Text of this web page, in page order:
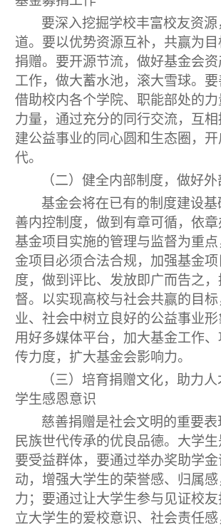
要深入挖掘学校丰富校友资
道。要以优势资源互补，共赢为
捐赠。要开源节流，做好基金会
工作，做大蓄水池，滚大雪球。要
借助校内各个学院、职能部处的
力量，通过充分的同行交流，互
建公益事业的同心圆和生态圈，
代。
（二）健全内部制度，做好
基金会将在已有的制度建设
善内控制度，做到有章可循，依
基金项目实施的管理与监督为重
金项目必须合法合规，加强基金
度，做到评比、发放即广而告之
督。以实现高校与社会共赢的目
业、社会中树立良好的公益事业形
用好多媒体平台，加大基金工作
传力度，扩大基金会影响力。
（三）培育捐赠文化，助力
学生感恩意识
慈善捐赠是社会文明的重要
民族世代传承的优良品德。大学
要受益群体，要通过举办奖助学
动，增强大学生的荣誉感、归属
力；要通过让大学生参与见证校
立大学生的爱校意识、社会责任